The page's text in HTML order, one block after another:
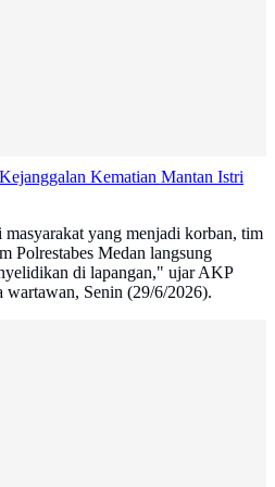
Kematian Mantan Istri
yang menjadi korban, tim
Polrestabes Medan langsung
di lapangan," ujar AKP
wartawan, Senin (29/6/2026).